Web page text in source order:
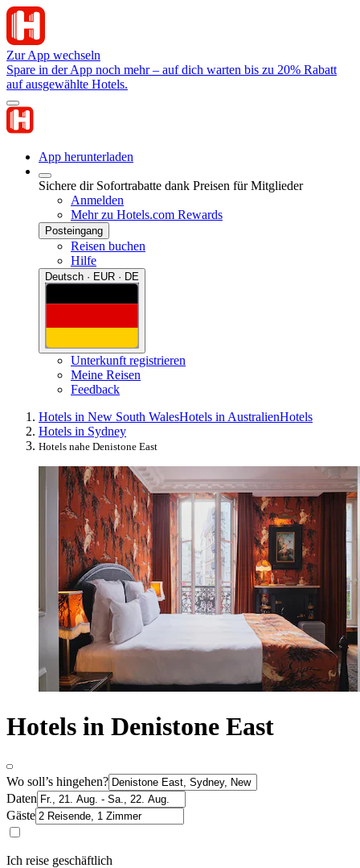
Zur App wechseln
Spare in der App noch mehr – auf dich warten bis zu 20% Rabatt
auf ausgewählte Hotels.
App herunterladen
Sichere dir Sofortrabatte dank Preisen für Mitglieder
Anmelden
Mehr zu Hotels.com Rewards
Posteingang
Reisen buchen
Hilfe
Deutsch · EUR · DE
Unterkunft registrieren
Meine Reisen
Feedback
Hotels in New South WalesHotels in AustralienHotels
Hotels in Sydney
Hotels nahe Denistone East
Hotels in Denistone East
Wo soll’s hingehen?
Daten
Gäste
Ich reise geschäftlich